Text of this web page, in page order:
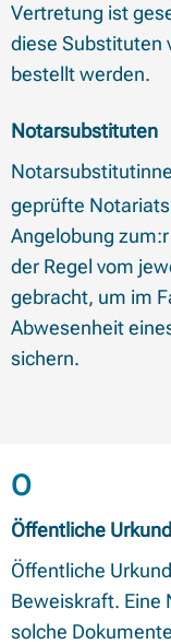
Vertretung ist
diese Substituten
bestellt werden.
Notarsubstituten
geprüfte
Angelobung
der Regel vom
gebracht, um im
Abwesenheit
sichern.
Begriffe mit
O
Öffentliche
Öffentliche
Beweiskraft. Eine
solche